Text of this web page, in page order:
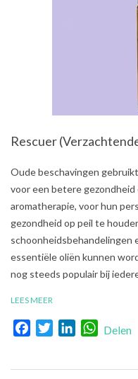
Rescuer
2021-
Oude beschavingen
voor een betere
aromatherapie, voor hun
gezondheid op peil te
schoonheidsbehandelingen
essentiële oliën kunnen
nog steeds populair bij
LEES MEER
FacebookTwitterLinkedInDelen